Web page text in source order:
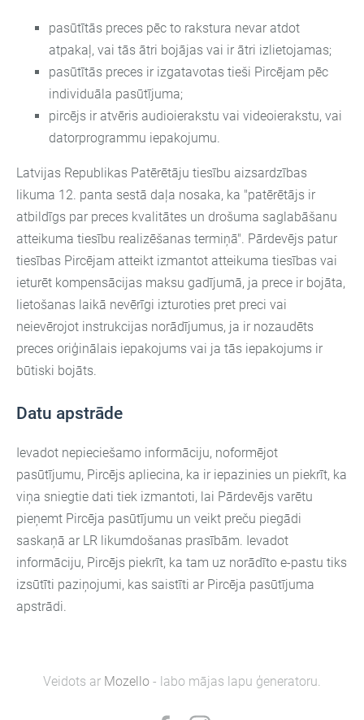
pasūtītās preces pēc to rakstura nevar atdot
atpakaļ, vai tās ātri bojājas vai ir ātri izlietojamas;
pasūtītās preces ir izgatavotas tieši Pircējam pēc
individuāla pasūtījuma;
pircējs ir atvēris audioierakstu vai videoierakstu, vai
datorprogrammu iepakojumu.
Latvijas Republikas Patērētāju tiesību aizsardzības
likuma 12. panta sestā daļa nosaka, ka "patērētājs ir
atbildīgs par preces kvalitātes un drošuma saglabāšanu
atteikuma tiesību realizēšanas termiņā". Pārdevējs patur
tiesības Pircējam atteikt izmantot atteikuma tiesības vai
ieturēt kompensācijas maksu gadījumā, ja prece ir bojāta,
lietošanas laikā nevērīgi izturoties pret preci vai
neievērojot instrukcijas norādījumus, ja ir nozaudēts
preces oriģinālais iepakojums vai ja tās iepakojums ir
būtiski bojāts.
Datu apstrāde
Ievadot nepieciešamo informāciju, noformējot
pasūtījumu, Pircējs apliecina, ka ir iepazinies un piekrīt, ka
viņa sniegtie dati tiek izmantoti, lai Pārdevējs varētu
pieņemt Pircēja pasūtījumu un veikt preču piegādi
saskaņā ar LR likumdošanas prasībām. Ievadot
informāciju, Pircējs piekrīt, ka tam uz norādīto e-pastu tiks
izsūtīti paziņojumi, kas saistīti ar Pircēja pasūtījuma
apstrādi.
Veidots ar Mozello - labo mājas lapu ģeneratoru.